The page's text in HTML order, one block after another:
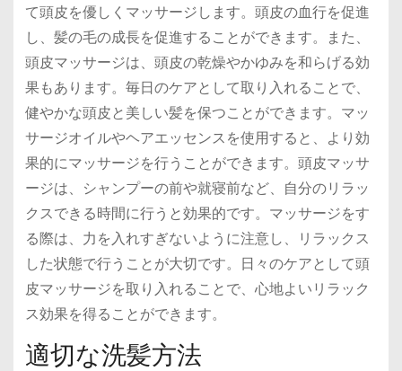
て頭皮を優しくマッサージします。頭皮の血行を促進
し、髪の毛の成長を促進することができます。また、
頭皮マッサージは、頭皮の乾燥やかゆみを和らげる効
果もあります。毎日のケアとして取り入れることで、
健やかな頭皮と美しい髪を保つことができます。マッ
サージオイルやヘアエッセンスを使用すると、より効
果的にマッサージを行うことができます。頭皮マッサ
ージは、シャンプーの前や就寝前など、自分のリラッ
クスできる時間に行うと効果的です。マッサージをす
る際は、力を入れすぎないように注意し、リラックス
した状態で行うことが大切です。日々のケアとして頭
皮マッサージを取り入れることで、心地よいリラック
ス効果を得ることができます。
適切な洗髪方法